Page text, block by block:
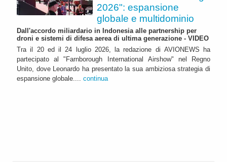
2026": espansione
globale e multidominio
Dall'accordo miliardario in Indonesia alle partnership per
droni e sistemi di difesa aerea di ultima generazione - VIDEO
Tra il 20 ed il 24 luglio 2026, la redazione di AVIONEWS ha
partecipato al "Farnborough International Airshow" nel Regno
Unito, dove Leonardo ha presentato la sua ambiziosa strategia di
espansione globale.... continua